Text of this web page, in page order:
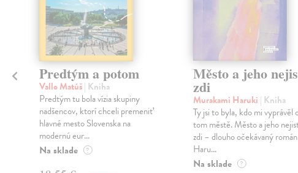
Predtým a potom
Vallo Matúš| Kniha
Predtým tu bola vízia skupiny
nadšencov, ktorí chceli premeniť
hlavné mesto Slovenska na
modernú eur...
Na sklade ?
Město a jeho
zdi
Murakami Haruki | Kniha
Ty jsi to byla, kdo mi vyprávěl
tom městě. Město a jeho
zdi – dlouho očekávaný román
Haru...
Na sklade ?